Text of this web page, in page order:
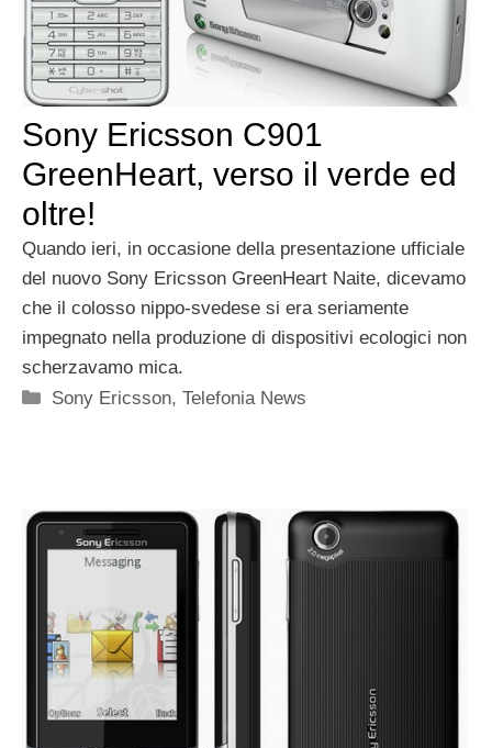
Sony Ericsson C901
GreenHeart, verso il verde ed
oltre!
Quando ieri, in occasione della presentazione ufficiale
del nuovo Sony Ericsson GreenHeart Naite, dicevamo
che il colosso nippo-svedese si era seriamente
impegnato nella produzione di dispositivi ecologici non
scherzavamo mica.
Categorie
Sony Ericsson,Telefonia News